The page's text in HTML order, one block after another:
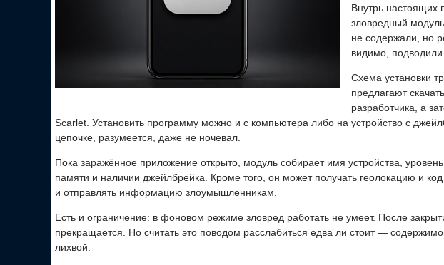
Внутрь настоящих
зловредный
не содержали, но
видимо,
Схема установки
предлагают
разработчика, а
Scarlet. Установить программу можно и с компьютера либо на устройство с
цепочке, разумеется, даже не ночевал.
Пока заражённое приложение открыто, модуль собирает имя устройства,
памяти и наличии джейлбрейка. Кроме того, он может получать геолокацию и
и отправлять информацию злоумышленникам.
Есть и ограничение: в фоновом режиме зловред работать не умеет. После
прекращается. Но считать это поводом расслабиться едва ли стоит —
лихвой.